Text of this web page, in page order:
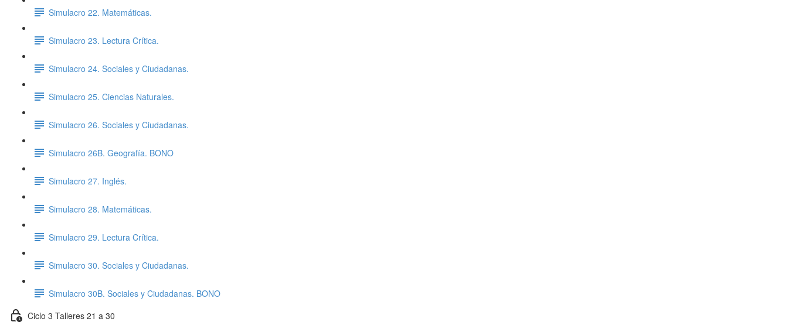
Simulacro 22. Matemáticas.
Simulacro 23. Lectura Crítica.
Simulacro 24. Sociales y Ciudadanas.
Simulacro 25. Ciencias Naturales.
Simulacro 26. Sociales y Ciudadanas.
Simulacro 26B. Geografía. BONO
Simulacro 27. Inglés.
Simulacro 28. Matemáticas.
Simulacro 29. Lectura Crítica.
Simulacro 30. Sociales y Ciudadanas.
Simulacro 30B. Sociales y Ciudadanas. BONO
Ciclo 3 Talleres 21 a 30